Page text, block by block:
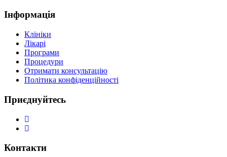
Інформація
Клініки
Лікарі
Програми
Процедури
Отримати консультацію
Політика конфіденційності
Приєднуйтесь
Контакти